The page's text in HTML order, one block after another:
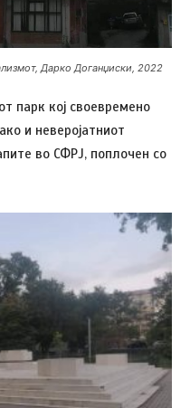
Дарко Доганџиски, 2022
парк кој своевремено
и неверојатниот
во СФРЈ, поплочен со